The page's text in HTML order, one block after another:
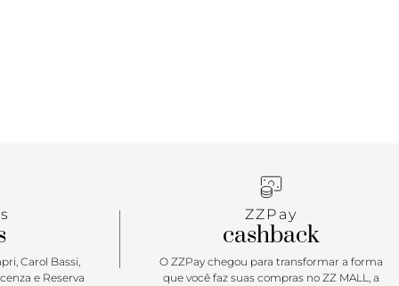
Carol Bassi,
e Reserva
ZZPay
cashback
O ZZPay chegou para transformar a forma
que você faz suas compras no ZZ MALL, a